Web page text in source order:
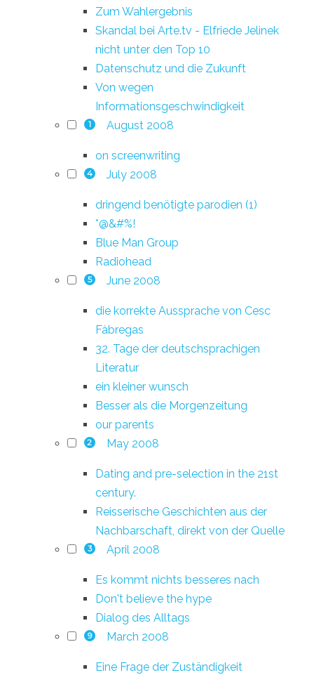
Zum Wahlergebnis
Skandal bei Arte.tv - Elfriede Jelinek
nicht unter den Top 10
Datenschutz und die Zukunft
Von wegen
Informationsgeschwindigkeit
1 August 2008
on screenwriting
4 July 2008
dringend benötigte parodien (1)
*@&#%!
Blue Man Group
Radiohead
5 June 2008
die korrekte Aussprache von Cesc
Fàbregas
32. Tage der deutschsprachigen
Literatur
ein kleiner wunsch
Besser als die Morgenzeitung
our parents
2 May 2008
Dating and pre-selection in the 21st
century.
Reisserische Geschichten aus der
Nachbarschaft, direkt von der Quelle
3 April 2008
Es kommt nichts besseres nach
Don't believe the hype
Dialog des Alltags
9 March 2008
Eine Frage der Zuständigkeit